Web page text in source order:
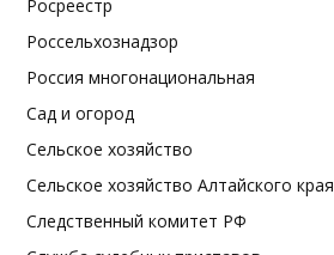
Росреестр
Россельхознадзор
Россия многонациональная
Сад и огород
Сельское хозяйство
Сельское хозяйство Алтайского края
Следственный комитет РФ